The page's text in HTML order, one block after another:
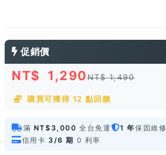
促銷價
NT$ 1,290NT$ 1,490
購買可獲得 12 點回饋
滿 NT$3,000 全台免運 1 年保固維修
信用卡 3/6 期 0 利率